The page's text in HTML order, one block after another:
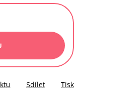
Tisk
Sdílet